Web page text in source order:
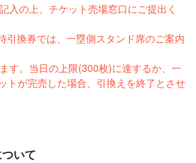
入の上、チケット売場窓口にご提出く
引換券では、一塁側スタンド席のご案内
す。当日の上限(300枚)に達するか、一
トが完売した場合、引換えを終了とさせ
いて